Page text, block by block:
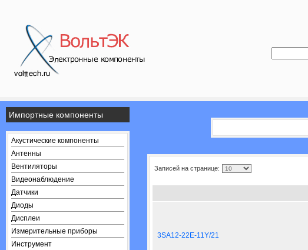
Импортные компоненты
Акустические компоненты
Антенны
Вентиляторы
Видеонаблюдение
Датчики
Диоды
Дисплеи
Измерительные приборы
Инструмент
Записей на странице:
3SA12-22E-11Y/21